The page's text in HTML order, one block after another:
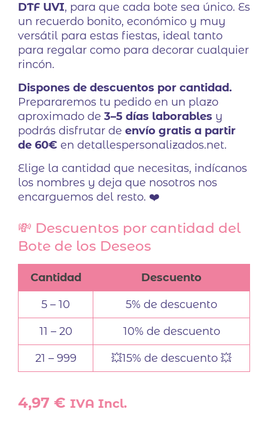
DTF UVI, para que cada bote sea único. Es
un recuerdo bonito, económico y muy
versátil para estas fiestas, ideal tanto
para regalar como para decorar cualquier
rincón.
Dispones de descuentos por cantidad.
Prepararemos tu pedido en un plazo
aproximado de 3–5 días laborables y
podrás disfrutar de envío gratis a partir
de 60€ en detallespersonalizados.net.
Elige la cantidad que necesitas, indícanos
los nombres y deja que nosotros nos
encarguemos del resto. ❤️
💸 Descuentos por cantidad del
Bote de los Deseos
Cantidad Descuento
5 – 10 5% de descuento
11 – 20 10% de descuento
21 – 999 💥15% de descuento 💥
4,97 € IVA Incl.